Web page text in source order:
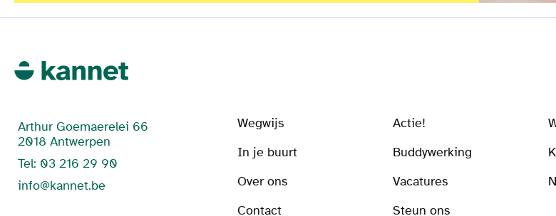
Arthur Goemaerelei 66
2018 Antwerpen
Tel: 03 216 29 90
info@kannet.be
Wegwijs Actie!
In je buurt
Buddywerking
Over ons
Vacatures
Contact
Steun ons